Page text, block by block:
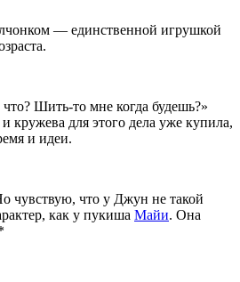
— единственной игрушкой
Шить-то мне когда будешь?»
кружева для этого дела уже купила,
и идеи.
чувствую, что у Джун не такой
как у пукиша Майи. Она